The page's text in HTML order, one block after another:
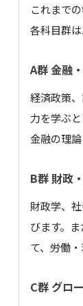
これまで
各科目群
A群 金融
経済政策
力を学ぶ
金融の理論
B群 財政
財政学、
びます。
て、労働
C群 グロ